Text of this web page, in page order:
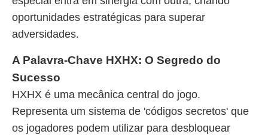
oportunidades estratégicas para superar
adversidades.
A Palavra-Chave HXHX: O Segredo do
Sucesso
HXHX é uma mecânica central do jogo.
Representa um sistema de 'códigos secretos' que
os jogadores podem utilizar para desbloquear